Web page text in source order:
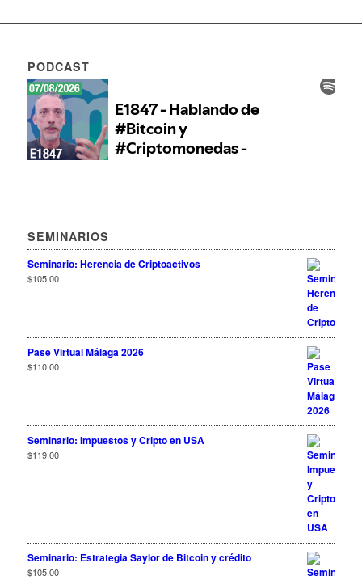
PODCAST
SEMINARIOS
Seminario: Herencia de Criptoactivos
$105.00
Pase Virtual Málaga 2026
$110.00
Seminario: Impuestos y Cripto en USA
$119.00
Seminario: Estrategia Saylor de Bitcoin y crédito
$105.00